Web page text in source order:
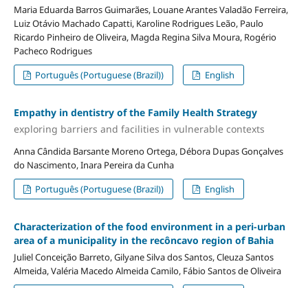
Maria Eduarda Barros Guimarães, Louane Arantes Valadão Ferreira,
Luiz Otávio Machado Capatti, Karoline Rodrigues Leão, Paulo
Ricardo Pinheiro de Oliveira, Magda Regina Silva Moura, Rogério
Pacheco Rodrigues
Português (Portuguese (Brazil))
English
Empathy in dentistry of the Family Health Strategy
exploring barriers and facilities in vulnerable contexts
Anna Cândida Barsante Moreno Ortega, Débora Dupas Gonçalves
do Nascimento, Inara Pereira da Cunha
Português (Portuguese (Brazil))
English
Characterization of the food environment in a peri-urban
area of a municipality in the recôncavo region of Bahia
Juliel Conceição Barreto, Gilyane Silva dos Santos, Cleuza Santos
Almeida, Valéria Macedo Almeida Camilo, Fábio Santos de Oliveira